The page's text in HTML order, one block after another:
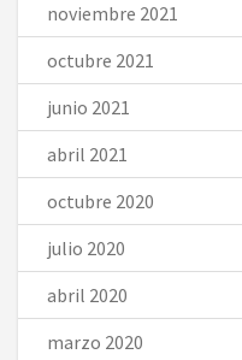
noviembre 2021
octubre 2021
junio 2021
abril 2021
octubre 2020
julio 2020
abril 2020
marzo 2020